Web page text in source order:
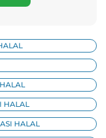
HALAL
HALAL